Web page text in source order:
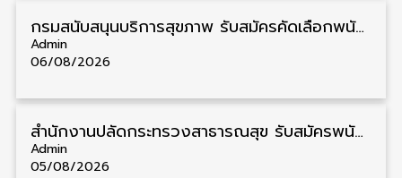
กรมสนับสนุนบริการสุขภาพ รับสมัครคัดเลือกพนักงานราชการ วุฒิ ปวส./ป.ตรี 13 อัตรา รับสมัคร 11 – 20 สิงหาคม
Admin
06/08/2026
สำนักงานปลัดกระทรวงสาธารณสุข รับสมัครพนักงานราชการรูปแบบพิเศษ วุฒิ ปวส./ป.ตรี 102 อัตรา รับสมัคร 17 – 28 สิงหาคม
Admin
05/08/2026